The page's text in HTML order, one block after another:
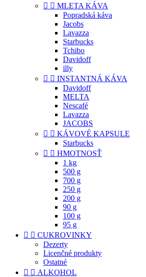
  MLETA KÁVA
Popradská káva
Jacobs
Lavazza
Starbucks
Tchibo
Davidoff
illy
  INSTANTNÁ KÁVA
Davidoff
MELTA
Nescafé
Lavazza
JACOBS
  KÁVOVÉ KAPSULE
Starbucks
  HMOTNOSŤ
1 kg
500 g
700 g
250 g
200 g
90 g
100 g
95 g
  CUKROVINKY
Dezerty
Licenčné produkty
Ostatné
  ALKOHOL